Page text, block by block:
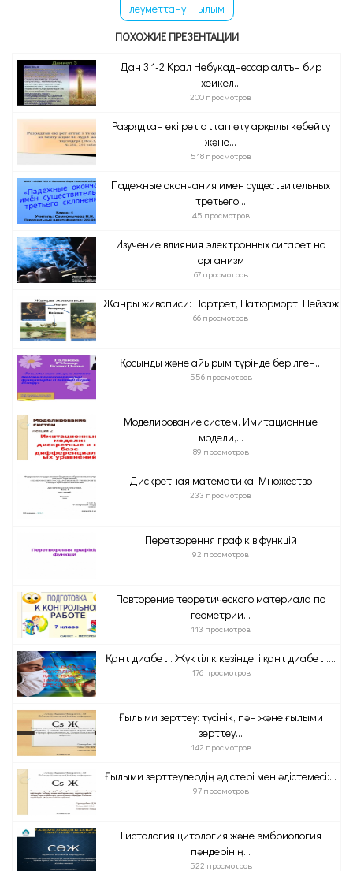
леуметтану
ылым
ПОХОЖИЕ ПРЕЗЕНТАЦИИ
Дан 3:1-2 Крал Небукаднессар алтън бир
хейкел...
200 просмотров
Разрядтан екі рет аттап өту арқылы көбейту
және...
518 просмотров
Падежные окончания имен существительных
третьего...
45 просмотров
Изучение влияния электронных сигарет на
организм
67 просмотров
Жанры живописи: Портрет, Натюрморт, Пейзаж
66 просмотров
Қосынды және айырым түрінде берілген...
556 просмотров
Моделирование систем. Имитационные
модели,...
89 просмотров
Дискретная математика. Множество
233 просмотров
Перетворення графіків функцій
92 просмотров
Повторение теоретического материала по
геометрии...
113 просмотров
Қант диабеті. Жүктілік кезіндегі қант диабеті....
176 просмотров
Ғылыми зерттеу: түсінік, пән және ғылыми
зерттеу...
142 просмотров
Ғылыми зерттеулердің әдістері мен әдістемесі:...
97 просмотров
Гистология,цитология және эмбриология
пәндерінің...
522 просмотров